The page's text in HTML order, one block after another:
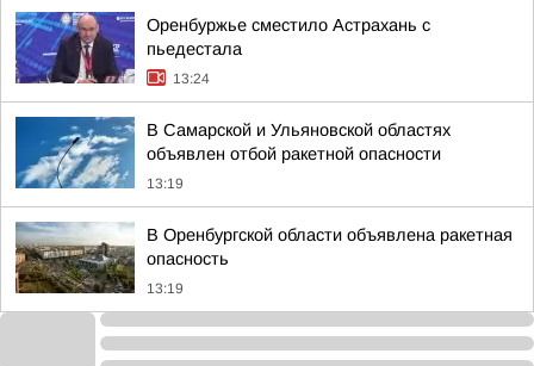
Оренбуржье сместило Астрахань с
пьедестала
13:24
В Самарской и Ульяновской областях
объявлен отбой ракетной опасности
13:19
В Оренбургской области объявлена ракетная
опасность
13:19